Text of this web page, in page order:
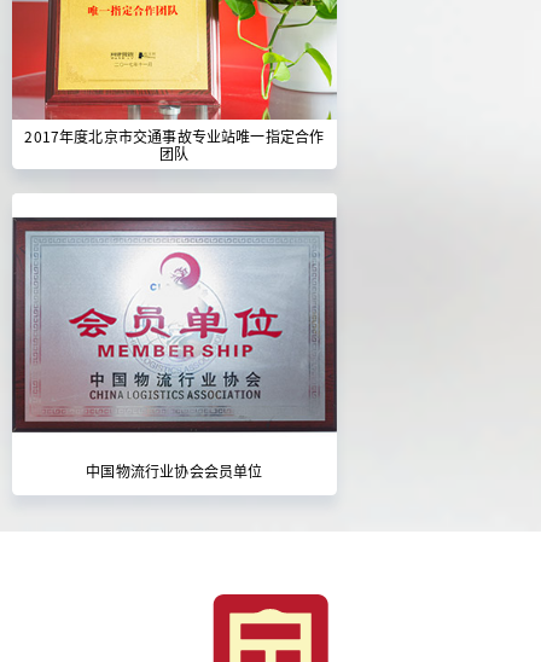
2017年度北京市交通事故专业站唯一指定合作
团队
中国物流行业协会会员单位